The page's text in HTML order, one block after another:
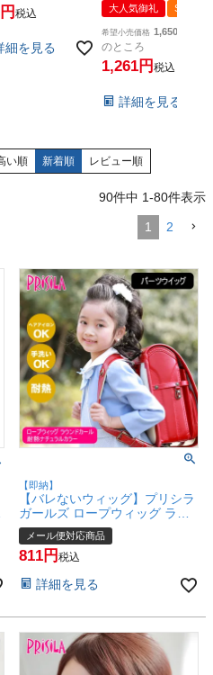
】
】 (6059655)
税込
細を見る
(6017286)
大人気御礼 SALE
希望小売価格 1,650
のところ
1,261 税込
詳細を見る
い順 新着順 レビュー順
90件中 1-80件表示
1 2
【即納】
【バレないウィッグ】プリシラ
ガールズ ロープウィッグ ラウ
ンドカール GVO-60-TNC #耐熱
ナチュラルカラー【日本製耐熱
ファイバー100% ヘアアイロン
商品】【SBT】(6058337)
メール便対応商品
811 税込
詳細を見る